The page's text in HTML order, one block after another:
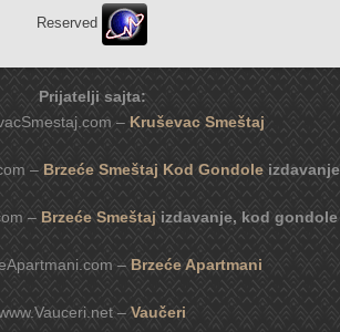
Reserved
Prijatelji sajta:
–Kruševac Smeštaj
– Brzeće Smeštaj Kod Gondole izdavanje
– Brzeće Smeštaj izdavanje, kod gondole
– Brzeće Apartmani
– Vaučeri